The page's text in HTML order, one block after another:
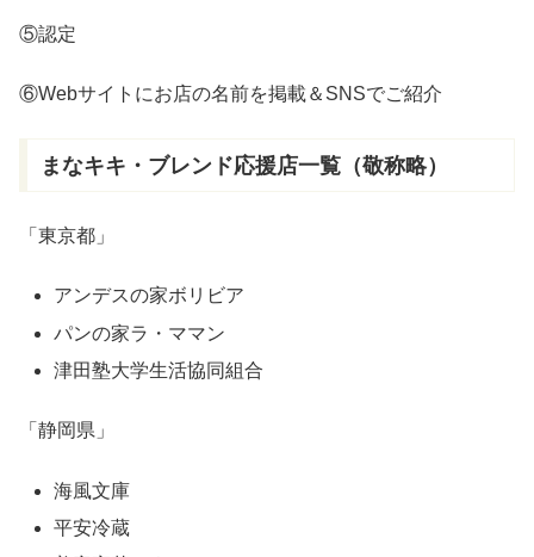
⑤認定
⑥Webサイトにお店の名前を掲載＆SNSでご紹介
まなキキ・ブレンド応援店一覧（敬称略）
「東京都」
アンデスの家ボリビア
パンの家ラ・ママン
津田塾大学生活協同組合
「静岡県」
海風文庫
平安冷蔵